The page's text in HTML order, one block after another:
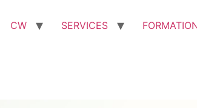
CW SERVICES